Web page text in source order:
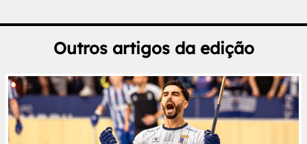
Outros artigos da edição